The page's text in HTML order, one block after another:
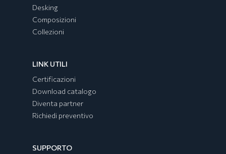
Desking
Composizioni
Collezioni
LINK UTILI
Certificazioni
Download catalogo
Diventa partner
Richiedi preventivo
SUPPORTO